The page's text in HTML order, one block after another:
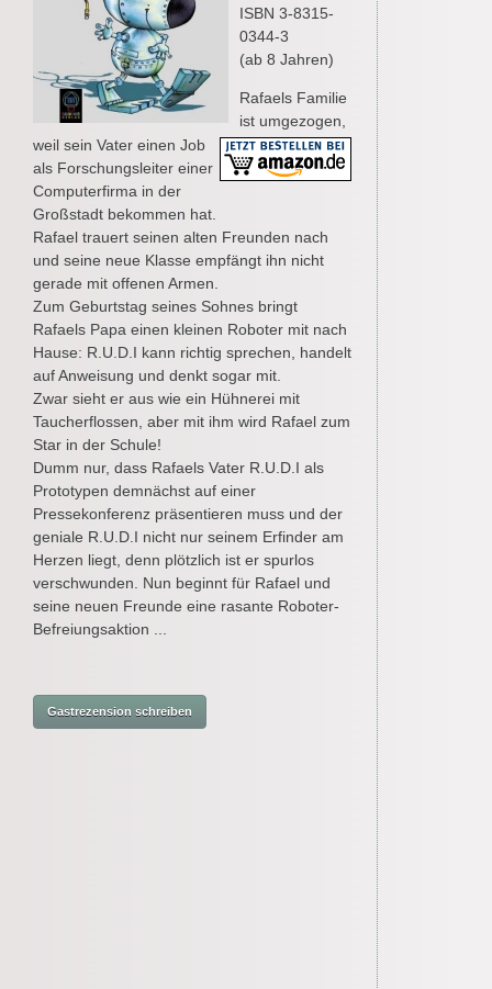
ISBN 3-8315-
0344-3
(ab 8 Jahren)
Rafaels Familie
ist umgezogen,
weil sein Vater einen Job
als Forschungsleiter einer
Computerfirma in der
Großstadt bekommen hat.
Rafael trauert seinen alten Freunden nach
und seine neue Klasse empfängt ihn nicht
gerade mit offenen Armen.
Zum Geburtstag seines Sohnes bringt
Rafaels Papa einen kleinen Roboter mit nach
Hause: R.U.D.I kann richtig sprechen, handelt
auf Anweisung und denkt sogar mit.
Zwar sieht er aus wie ein Hühnerei mit
Taucherflossen, aber mit ihm wird Rafael zum
Star in der Schule!
Dumm nur, dass Rafaels Vater R.U.D.I als
Prototypen demnächst auf einer
Pressekonferenz präsentieren muss und der
geniale R.U.D.I nicht nur seinem Erfinder am
Herzen liegt, denn plötzlich ist er spurlos
verschwunden. Nun beginnt für Rafael und
seine neuen Freunde eine rasante Roboter-
Befreiungsaktion ...